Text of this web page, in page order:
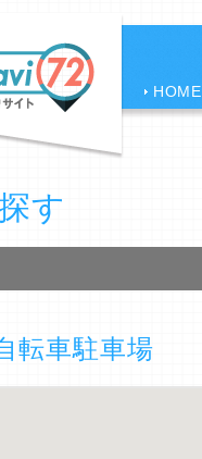
HOME
す
転車駐車場